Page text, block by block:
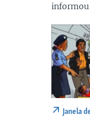
informou
Janela